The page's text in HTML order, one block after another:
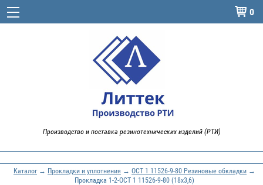
 0
Производство и поставка резинотехнических изделий (РТИ)
Каталог→ Прокладки и уплотнения → ОСТ 1 11526-9-80 Резиновые обкладки →
Прокладка 1-2-ОСТ 1 11526-9-80 (18x3,6)